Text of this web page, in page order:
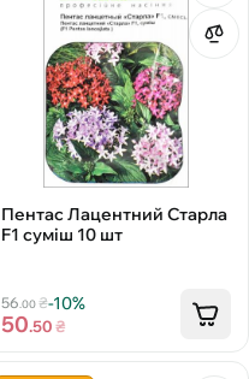
Пентас Лацентний Старла
F1 суміш 10 шт
56.00 ₴-10%
50.50₴